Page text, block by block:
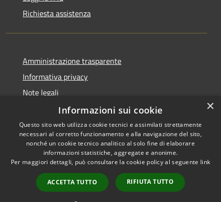
Richiesta assistenza
Amministrazione trasparente
Informativa privacy
Note legali
Dichiarazione di accessibilità
RSS
Accessibilità
Copyright © 2026 • Comune di
byMunicipium
Accesso
redazione
×
Informazioni sui cookie
Questo sito web utilizza cookie tecnici e assimilati strettamente
necessari al corretto funzionamento e alla navigazione del sito,
nonché un cookie tecnico analitico al solo fine di elaborare
informazioni statistiche, aggregate e anonime.
Per maggiori dettagli, può consultare la cookie policy al seguente link
ACCETTA TUTTO RIFIUTA TUTTO